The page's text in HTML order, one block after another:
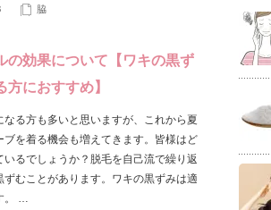
脇
の効果について【ワキの黒ず
におすすめ】
なる方も多いと思いますが、これから夏
ブを着る機会も増えてきます。皆様はど
いるでしょうか？脱毛を自己流で繰り返
ずむことがあります。ワキの黒ずみは適
。 …